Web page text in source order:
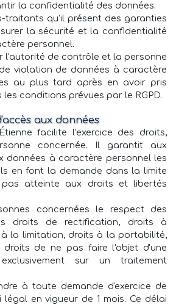
la confidentialité des données.
traitants qu’il présent des garanties
la sécurité et la confidentialité
personnel.
l'autorité de contrôle et la personne
violation de données à caractère
au plus tard après en avoir pris
conditions prévues par le RGPD.
aux données
facilite l'exercice des droits,
concernée. Il garantit aux
données à caractère personnel les
en font la demande dans la limite
atteinte aux droits et libertés
concernées le respect des
droits de rectification, droits à
la limitation, droits à la portabilité,
droits de ne pas faire l'objet d'une
sur un traitement
à toute demande d'exercice de
en vigueur de 1 mois. Ce délai